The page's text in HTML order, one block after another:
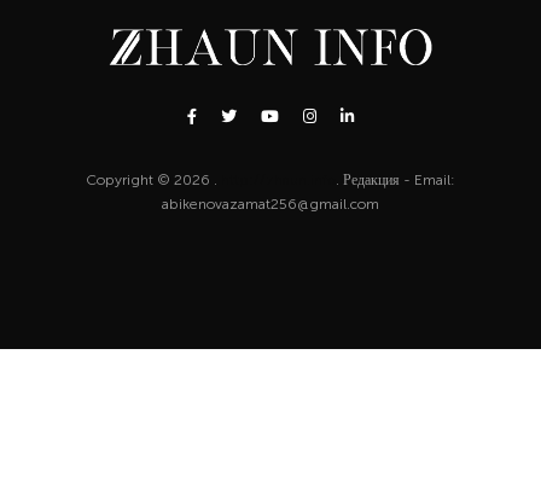
Copyright © 2026 .
. Редакция - Email:
abikenovazamat256@gmail.com